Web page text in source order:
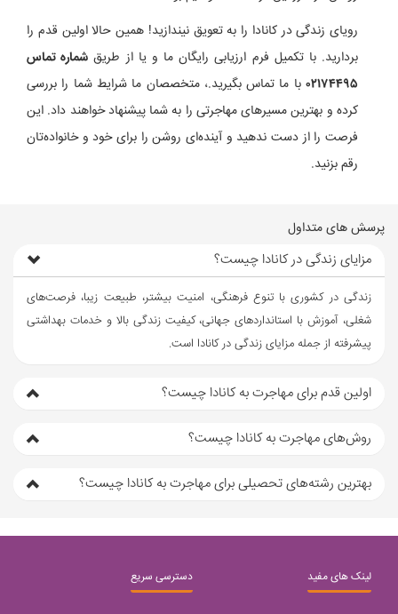
رویای زندگی در کانادا را به تعویق نیندازید! همین حالا اولین قدم را
بردارید. با تکمیل فرم ارزیابی رایگان ما و یا از طریق شماره تماس
۰۲۱۷۴۴۹۵ با ما تماس بگیرید.، متخصصان ما شرایط شما را بررسی
کرده و بهترین مسیرهای مهاجرتی را به شما پیشنهاد خواهند داد. این
فرصت را از دست ندهید و آینده‌ای روشن را برای خود و خانواده‌تان
رقم بزنید.
پرسش های متداول
مزایای زندگی در کانادا چیست؟
زندگی در کشوری با تنوع فرهنگی، امنیت بیشتر، طبیعت زیبا، فرصت‌های
شغلی، آموزش با استانداردهای جهانی، کیفیت زندگی بالا و خدمات بهداشتی
پیشرفته از جمله مزایای زندگی در کانادا است.
اولین قدم برای مهاجرت به کانادا چیست؟
روش‌های مهاجرت به کانادا چیست؟
بهترین رشته‌های تحصیلی برای مهاجرت به کانادا چیست؟
لینک های مفید دسترسی سریع